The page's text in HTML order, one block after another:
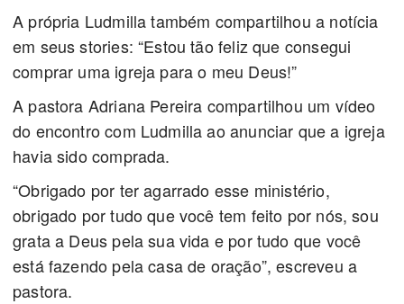
A própria Ludmilla também compartilhou a notícia
em seus stories: “Estou tão feliz que consegui
comprar uma igreja para o meu Deus!”
A pastora Adriana Pereira compartilhou um vídeo
do encontro com Ludmilla ao anunciar que a igreja
havia sido comprada.
“Obrigado por ter agarrado esse ministério,
obrigado por tudo que você tem feito por nós, sou
grata a Deus pela sua vida e por tudo que você
está fazendo pela casa de oração”, escreveu a
pastora.